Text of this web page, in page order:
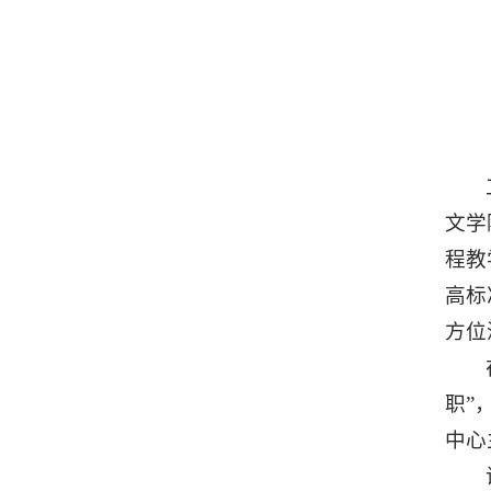
文
程
高
方
职”
中